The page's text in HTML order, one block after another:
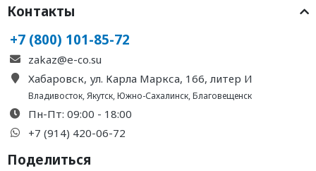
Контакты
+7 (800) 101-85-72
zakaz@e-co.su
Хабаровск, ул. Карла Маркса, 166, литер И
Владивосток,Якутск,Южно-Сахалинск,Благовещенск
Пн-Пт: 09:00 - 18:00
+7 (914) 420-06-72
Поделиться